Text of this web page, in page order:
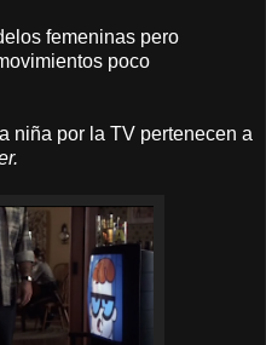
femeninas pero
poco
niña por la TV pertenecen a